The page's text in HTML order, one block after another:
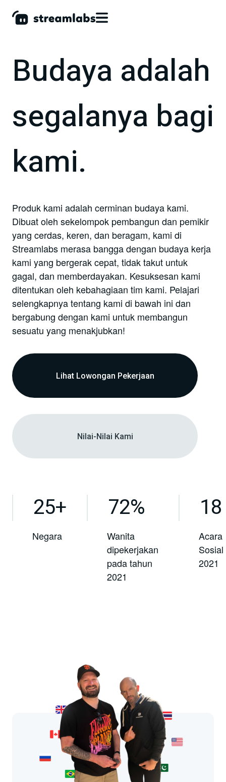
Budaya adalah
segalanya bagi
kami.
Produk kami adalah cerminan budaya kami.
Dibuat oleh sekelompok pembangun dan pemikir
yang cerdas, keren, dan beragam, kami di
Streamlabs merasa bangga dengan budaya kerja
kami yang bergerak cepat, tidak takut untuk
gagal, dan memberdayakan. Kesuksesan kami
ditentukan oleh kebahagiaan tim kami. Pelajari
selengkapnya tentang kami di bawah ini dan
bergabung dengan kami untuk membangun
sesuatu yang menakjubkan!
Lihat Lowongan Pekerjaan
Nilai-Nilai Kami
25+
Negara
72%
Wanita
dipekerjakan
pada tahun
2021
18
Acara
Sosial
2021